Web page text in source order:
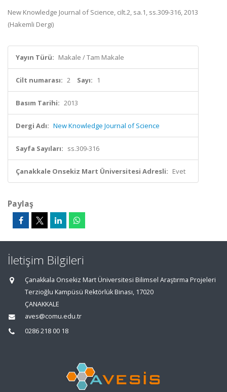
New Knowledge Journal of Science, cilt.2, sa.1, ss.309-316, 2013
(Hakemli Dergi)
Yayın Türü: Makale / Tam Makale
Cilt numarası: 2 Sayı: 1
Basım Tarihi: 2013
Dergi Adı: New Knowledge Journal of Science
Sayfa Sayıları: ss.309-316
Çanakkale Onsekiz Mart Üniversitesi Adresli: Evet
Paylaş
İletişim Bilgileri
Çanakkala Onsekiz Mart Üniversitesi Bilimsel Araştırma Projeleri
Terzioğlu Kampüsü Rektörlük Binası, 17020
ÇANAKKALE
aves@comu.edu.tr
0286 218 00 18